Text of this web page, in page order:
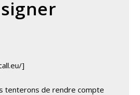
signer
]
tenterons de rendre compte